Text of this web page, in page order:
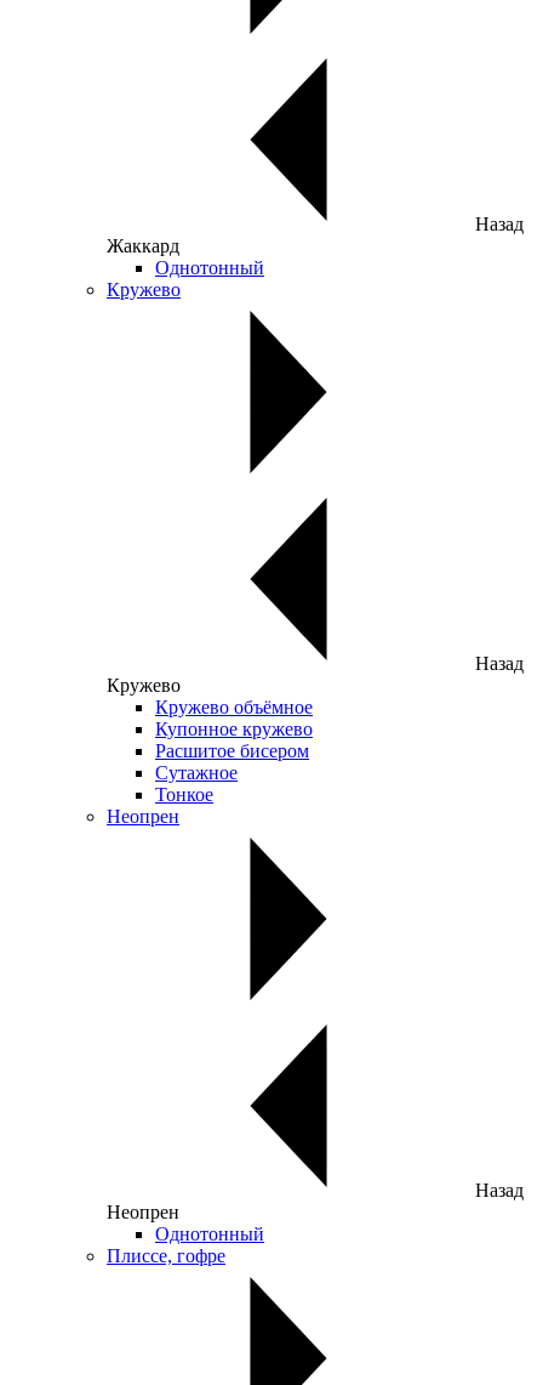
Назад
Жаккард
Однотонный
Кружево
Назад
Кружево
Кружево объёмное
Купонное кружево
Расшитое бисером
Сутажное
Тонкое
Неопрен
Назад
Неопрен
Однотонный
Плиссе, гофре